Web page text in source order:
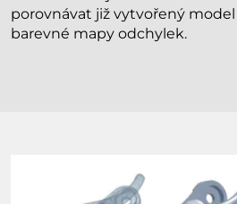
porovnávat již vytvořený
barevné mapy odchylek.